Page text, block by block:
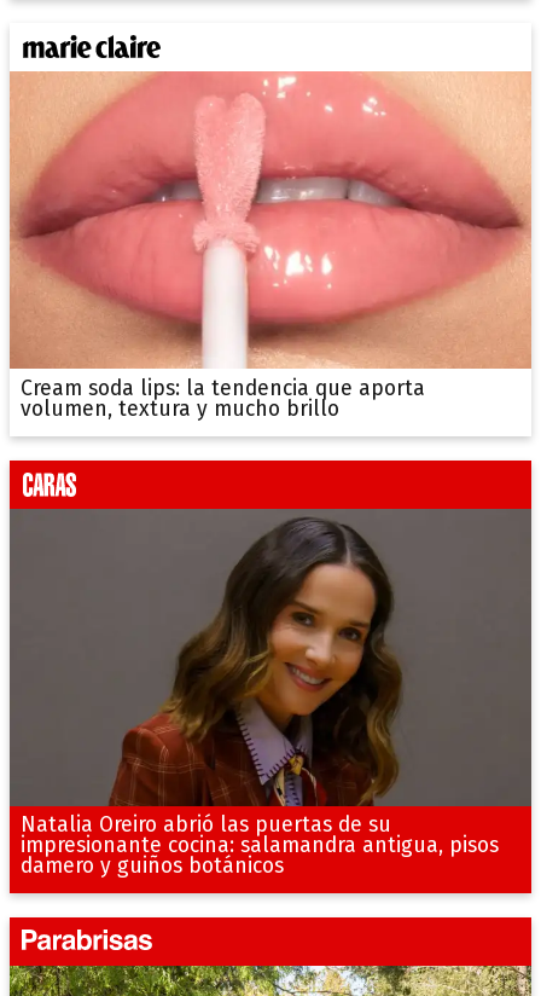
Cream soda lips: la tendencia que aporta
volumen, textura y mucho brillo
Natalia Oreiro abrió las puertas de su
impresionante cocina: salamandra antigua, pisos
damero y guiños botánicos